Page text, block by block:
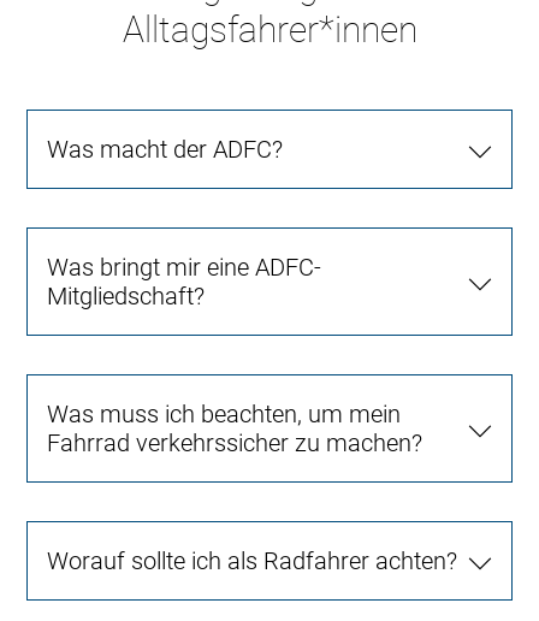
Alltagsfahrer*innen
Was macht der ADFC?
Was bringt mir eine ADFC-
Mitgliedschaft?
Was muss ich beachten, um mein
Fahrrad verkehrssicher zu machen?
Worauf sollte ich als Radfahrer achten?